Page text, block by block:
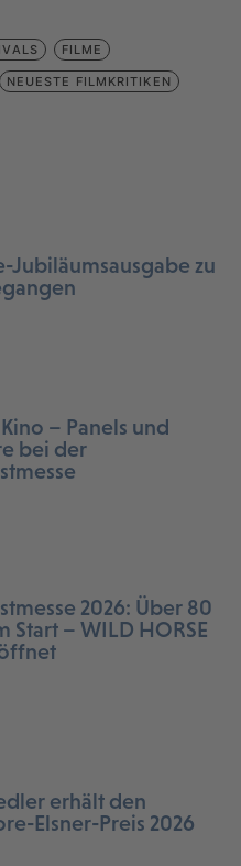
FILME
NEUESTE FILMKRITIKEN
Jubiläumsausgabe zu
– Panels und
bei der
2026: Über 80
Start – WILD HORSE
erhält den
Elsner-Preis 2026